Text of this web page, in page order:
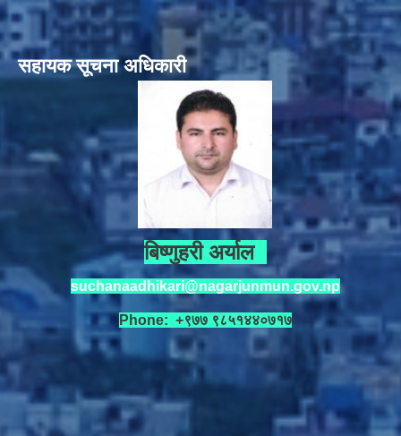
सहायक सूचना अधिकारी
बिष्णुहरी अर्याल
suchanaadhikari@nagarjunmun.gov.np
Phone: +९७७ ९८५१४४०७१७